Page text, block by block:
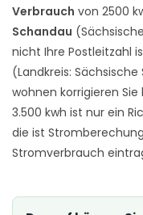
Verbrauch von 2500
Schandau
nicht Ihre Postleitzahl
(Landkreis:
wohnen korrigieren
3.500 kwh ist nur ein
die ist
Stromverbrauch